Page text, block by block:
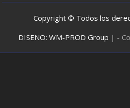
Copyright © Todos los
DISEÑO: WM-PROD Group | -